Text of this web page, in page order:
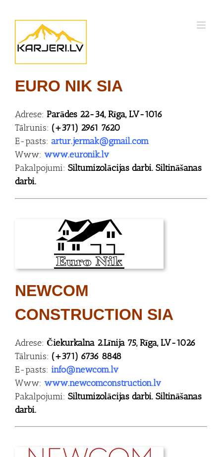
content
EURO NIK SIA
Adrese: Parādes 22-34, Rīga, LV-1016
Tālrunis: (+371) 2961 7620
E-pasts: artur.jermak@gmail.com
Www: www.euronik.lv
Pakalpojumi: Siltumizolācijas darbi. Siltināšanas
darbi.
NEWCOM
CONSTRUCTION SIA
Adrese: Čiekurkalna 2.Līnija 75, Rīga, LV-1026
Tālrunis: (+371) 6736 8848
E-pasts: info@newcom.lv
Www: www.newcomconstruction.lv
Pakalpojumi: Siltumizolācijas darbi. Siltināšanas
darbi.